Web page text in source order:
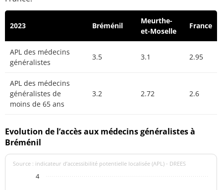
2023 Bréménil
Meurthe-
et-Moselle
France
APL des médecins
généralistes
3.5 3.1 2.95
APL des médecins
généralistes de
moins de 65 ans
3.2 2.72 2.6
Evolution de l’accès aux médecins généralistes à
Bréménil
Source : indicateur d’accessibilité potentielle localisée (APL) - DREES
4